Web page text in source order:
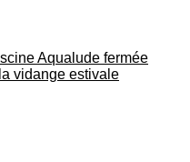
Aqualude fermée
vidange estivale